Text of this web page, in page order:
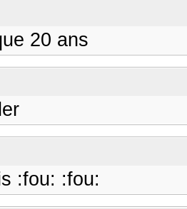
20 ans
:fou: :fou: